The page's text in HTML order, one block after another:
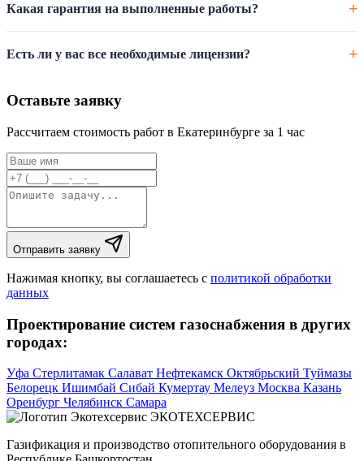
Какая гарантия на выполненные работы?
Есть ли у вас все необходимые лицензии?
Оставьте заявку
Рассчитаем стоимость работ в Екатеринбурге за 1 час
Отправить заявку
Нажимая кнопку, вы соглашаетесь с политикой обработки
данных
Проектирование систем газоснабжения в других
городах:
Уфа Стерлитамак Салават Нефтекамск Октябрьский Туймазы
Белорецк Ишимбай Сибай Кумертау Мелеуз Москва Казань
Оренбург Челябинск Самара
ЭКОТЕХСЕРВИС
Газификация и производство отопительного оборудования в